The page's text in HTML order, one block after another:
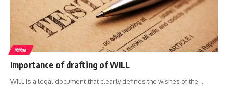
विविध
Importance of drafting of WILL
WILL is a legal document that clearly defines the wishes of the…